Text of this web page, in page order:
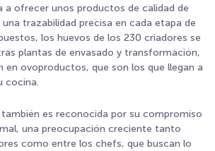
a ofrecer unos productos de calidad de
trazabilidad precisa en cada etapa de
los huevos de los 230 criadores se
plantas de envasado y transformación,
en ovoproductos, que son los que llegan a
cocina.
es reconocida por su compromiso
una preocupación creciente tanto
como entre los chefs, que buscan lo